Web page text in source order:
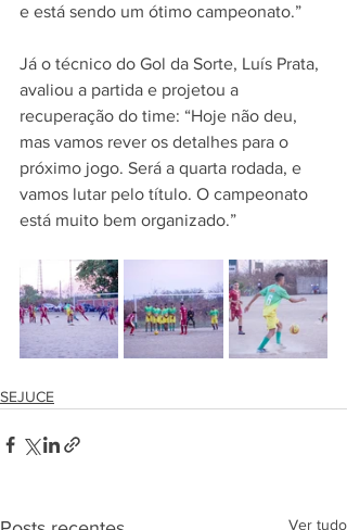
e está sendo um ótimo campeonato.”
Já o técnico do Gol da Sorte, Luís Prata,
avaliou a partida e projetou a
recuperação do time: “Hoje não deu,
mas vamos rever os detalhes para o
próximo jogo. Será a quarta rodada, e
vamos lutar pelo título. O campeonato
está muito bem organizado.”
SEJUCE
Ver tudo